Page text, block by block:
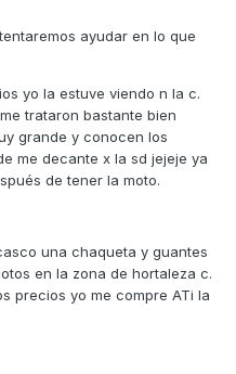
ayudar en lo que
yo la estuve viendo n la c.
trataron bastante bien
grande y conocen los
me decante x la sd jejeje ya
de tener la moto.
una chaqueta y guantes
en la zona de hortaleza c.
precios yo me compre ATi la